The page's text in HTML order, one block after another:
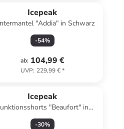
Icepeak
"Addia" in Schwarz
-54%
ab: 104,99 €
UVP: 229,99 €*
Icepeak
"Beaufort" in
Taupe
-30%